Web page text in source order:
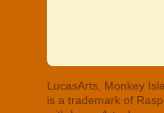
LucasArts, Monkey
is a trademark of